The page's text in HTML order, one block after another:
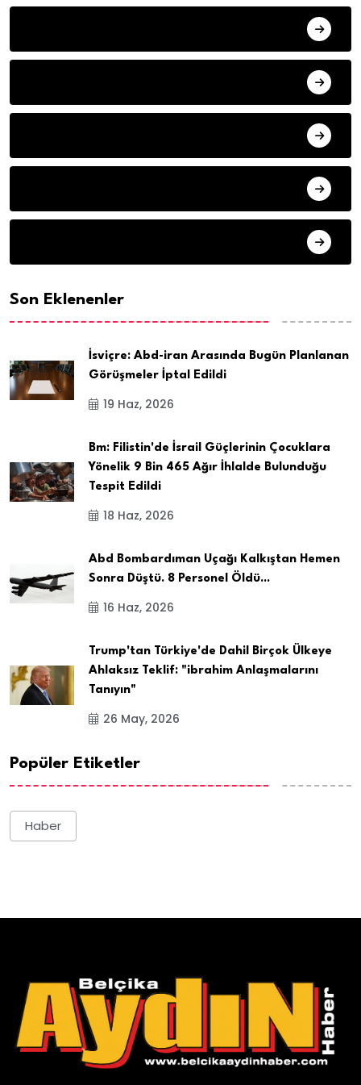
Son Eklenenler
İsviçre: Abd-iran Arasında Bugün Planlanan
Görüşmeler İptal Edildi
19 Haz, 2026
Bm: Filistin'de İsrail Güçlerinin Çocuklara
Yönelik 9 Bin 465 Ağır İhlalde Bulunduğu
Tespit Edildi
18 Haz, 2026
Abd Bombardıman Uçağı Kalkıştan Hemen
Sonra Düştü. 8 Personel Öldü...
16 Haz, 2026
Trump'tan Türkiye'de Dahil Birçok Ülkeye
Ahlaksız Teklif: "ibrahim Anlaşmalarını
Tanıyın"
26 May, 2026
Popüler Etiketler
Haber